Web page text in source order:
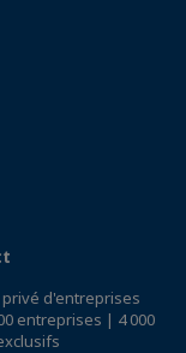
d'entreprises
entreprises | 4 000